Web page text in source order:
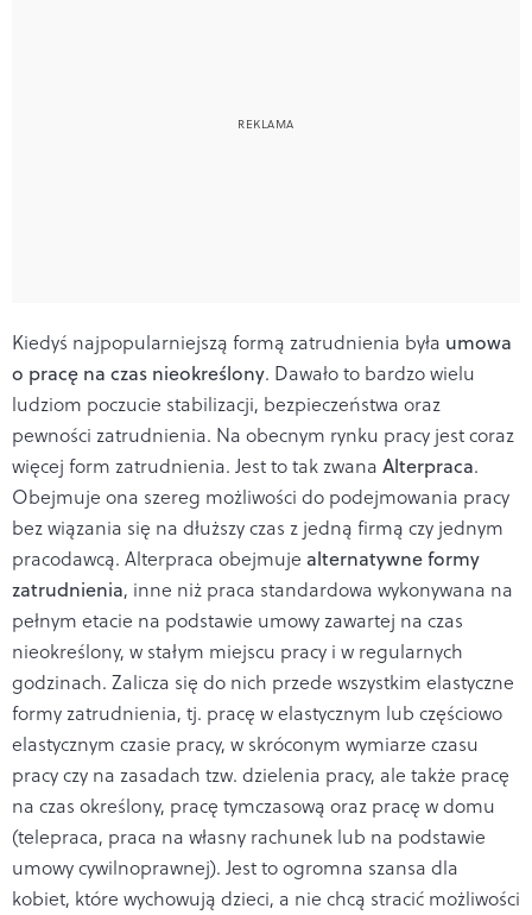
Kiedyś najpopularniejszą formą zatrudnienia była umowa
o pracę na czas nieokreślony. Dawało to bardzo wielu
ludziom poczucie stabilizacji, bezpieczeństwa oraz
pewności zatrudnienia. Na obecnym rynku pracy jest coraz
więcej form zatrudnienia. Jest to tak zwana Alterpraca.
Obejmuje ona szereg możliwości do podejmowania pracy
bez wiązania się na dłuższy czas z jedną firmą czy jednym
pracodawcą. Alterpraca obejmuje alternatywne formy
zatrudnienia, inne niż praca standardowa wykonywana na
pełnym etacie na podstawie umowy zawartej na czas
nieokreślony, w stałym miejscu pracy i w regularnych
godzinach. Zalicza się do nich przede wszystkim elastyczne
formy zatrudnienia, tj. pracę w elastycznym lub częściowo
elastycznym czasie pracy, w skróconym wymiarze czasu
pracy czy na zasadach tzw. dzielenia pracy, ale także pracę
na czas określony, pracę tymczasową oraz pracę w domu
(telepraca, praca na własny rachunek lub na podstawie
umowy cywilnoprawnej). Jest to ogromna szansa dla
kobiet, które wychowują dzieci, a nie chcą stracić możliwości